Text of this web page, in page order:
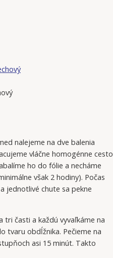
nalejeme na dve balenia
vláčne homogénne
ho do fólie a necháme
však 2 hodiny). Počas
jednotlivé chute sa pekne
tri časti a každú vyvaľkáme na
tvaru obdĺžnika. Pečieme na
asi 15 minút. Takto